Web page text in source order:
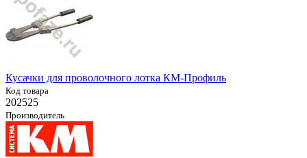
Кусачки для проволочного лотка КМ-Профиль
Код товара
202525
Производитель